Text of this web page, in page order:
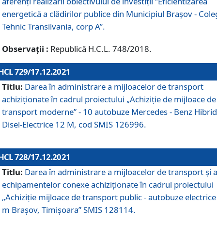
energetică a clădirilor publice din Municipiul Brașov -
Tehnic Transilvania, corp A”.
Observații : Republică H.C.L. 748/2018.
729/17.12.2021
Titlu: Darea în administrare a mijloacelor de transport
achiziționate în cadrul proiectului „Achiziţie de mijloace de
transport moderne” - 10 autobuze Mercedes - Benz Hibrid
Disel-Electrice 12 M, cod SMIS 126996.
728/17.12.2021
Titlu: Darea în administrare a mijloacelor de transport și a
echipamentelor conexe achiziționate în cadrul proiectului
„Achiziție mijloace de transport public - autobuze
m Brașov, Timișoara” SMIS 128114.